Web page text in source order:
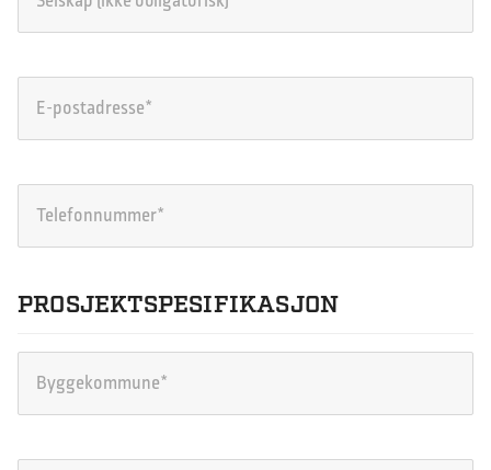
PROSJEKTSPESIFIKASJON